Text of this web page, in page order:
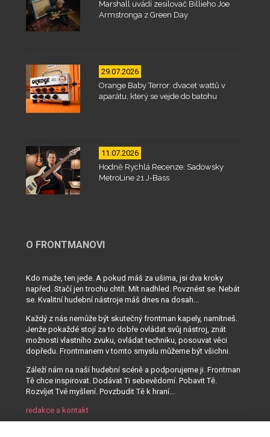
Marshall uvádí zesilovač Billieho Joe
Armstronga z Green Day
29.07.2026
Orange Baby Terror: dvacet wattů v
aparátu, který se vejde do batohu
11.07.2026
Hodně Rychlá Recenze: Sadowsky
MetroLine 21 J-Bass
O FRONTMANOVI
Kdo maže, ten jede. A pokud máš za ušima, jsi dva kroky
napřed. Stačí jen trochu chtít. Mít nadhled. Povznést se. Nebát
se. Kvalitní hudební nástroje máš dnes na dosah...
Každý z nás nemůže být skutečný frontman kapely, namítneš.
Jenže pokaždé stojí za to dobře ovládat svůj nástroj, znát
možnosti vlastního zvuku, ovládat techniku, posouvat věci
dopředu. Frontmanem v tomto smyslu můžeme být všichni.
Záleží nám na naší hudební scéně a podporujeme ji. Frontman
Tě chce inspirovat. Dodávat Ti sebevědomí. Pobavit Tě.
Rozvíjet Tvé myšlení. Povzbudit Tě k hraní...
redakce a kontakt